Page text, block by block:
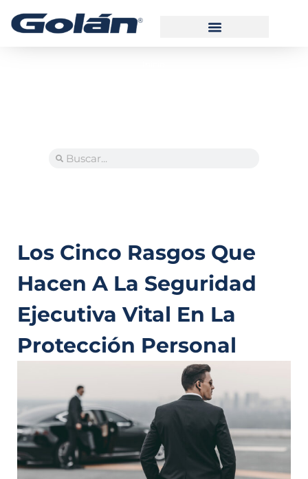
Los Cinco Rasgos Que
Hacen A La Seguridad
Ejecutiva Vital En La
Protección Personal